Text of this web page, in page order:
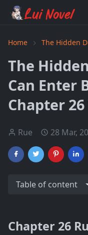
Home The Hidden
The
Can Enter
Chapter
Rue 28 Mar,
Table of content
Chapter 26